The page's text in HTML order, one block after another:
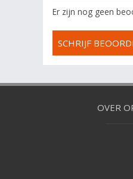
Er zijn nog geen
SCHRIJF
OVER